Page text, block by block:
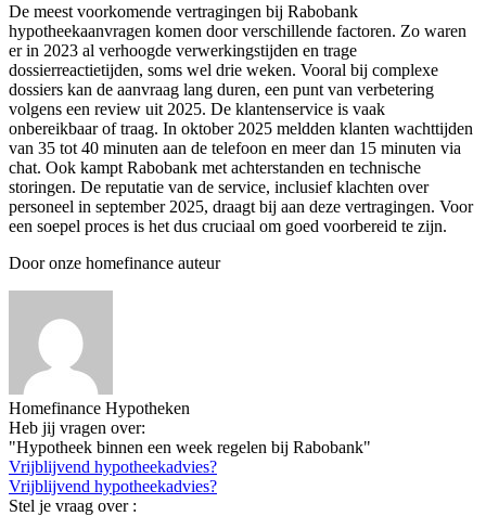
De meest voorkomende vertragingen bij Rabobank
hypotheekaanvragen komen door verschillende factoren. Zo waren
er in 2023 al verhoogde verwerkingstijden en trage
dossierreactietijden, soms wel drie weken. Vooral bij complexe
dossiers kan de aanvraag lang duren, een punt van verbetering
volgens een review uit 2025. De klantenservice is vaak
onbereikbaar of traag. In oktober 2025 meldden klanten wachttijden
van 35 tot 40 minuten aan de telefoon en meer dan 15 minuten via
chat. Ook kampt Rabobank met achterstanden en technische
storingen. De reputatie van de service, inclusief klachten over
personeel in september 2025, draagt bij aan deze vertragingen. Voor
een soepel proces is het dus cruciaal om goed voorbereid te zijn.
Door onze homefinance auteur
Homefinance Hypotheken
Heb jij vragen over:
"Hypotheek binnen een week regelen bij Rabobank"
Vrijblijvend hypotheekadvies?
Vrijblijvend hypotheekadvies?
Stel je vraag over :